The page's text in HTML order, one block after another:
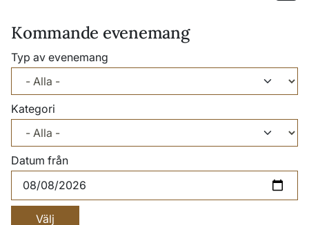
Kommande evenemang
Typ av evenemang
Kategori
Datum från